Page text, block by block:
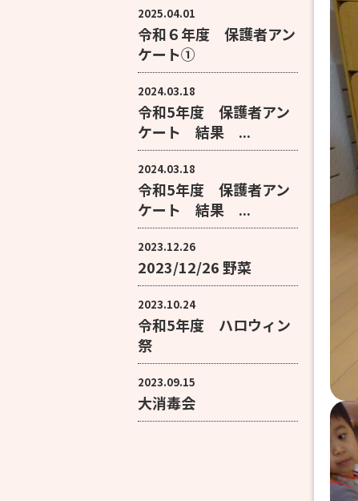
2025.04.01
令和６年度 保護者アン
ケート①
2024.03.18
令和5年度 保護者アン
ケート 結果 ...
2024.03.18
令和5年度 保護者アン
ケート 結果 ...
2023.12.26
2023/12/26 野菜
2023.10.24
令和5年度 ハロウィン
祭
2023.09.15
大消毒会